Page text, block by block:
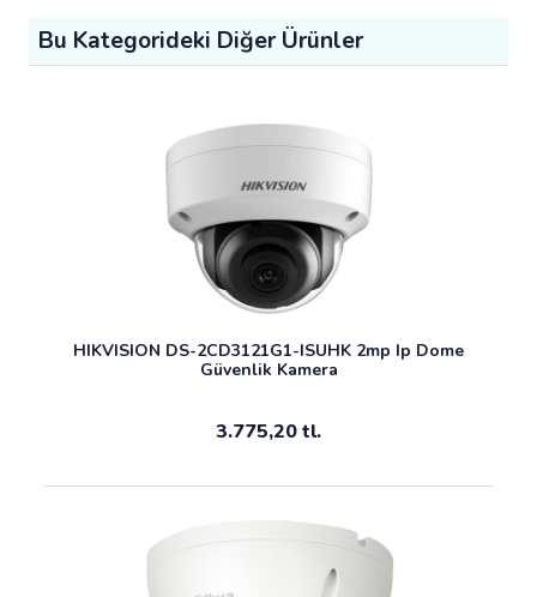
Bu Kategorideki Diğer Ürünler
HIKVISION DS-2CD3121G1-ISUHK 2mp Ip Dome
Güvenlik Kamera
3.775,20 tl.